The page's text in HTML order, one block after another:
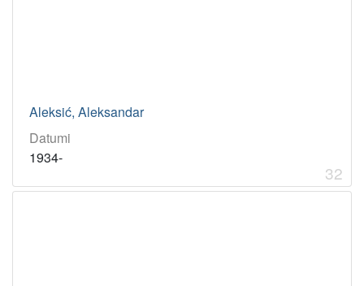
Aleksić, Aleksandar
Datumi
1934-
32